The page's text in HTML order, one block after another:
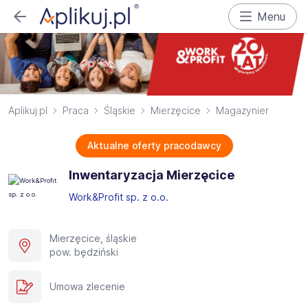
Menu
Aplikuj.pl Praca Śląskie Mierzęcice Magazynier
Aktualne oferty pracodawcy
Inwentaryzacja Mierzęcice
Work&Profit sp. z o.o.
Mierzęcice, śląskie
pow. będziński
Umowa zlecenie